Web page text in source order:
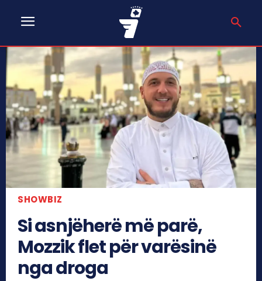
SHOWBIZ
Si asnjëherë më parë,
Mozzik flet për varësinë
nga droga